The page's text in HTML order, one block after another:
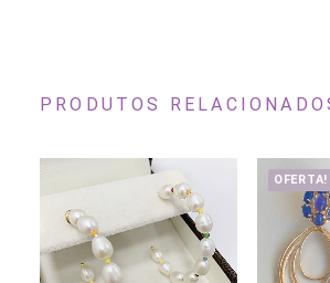
PRODUTOS
OFERTA!